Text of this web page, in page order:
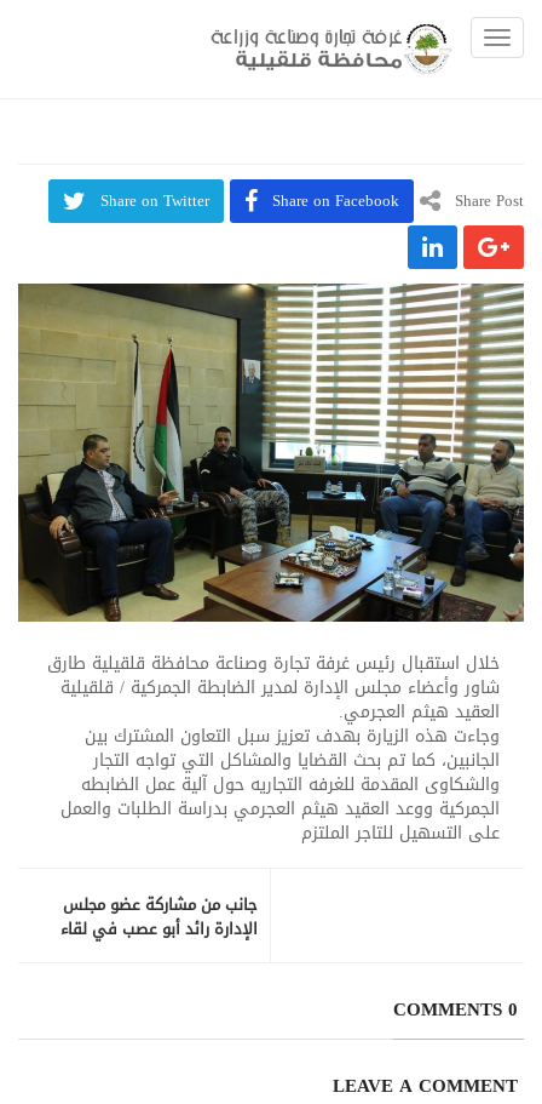
Toggle navigation
Share Post
Share on Facebook
Share on Twitter
خلال استقبال رئيس غرفة تجارة وصناعة محافظة قلقيلية طارق
شاور وأعضاء مجلس الإدارة لمدير الضابطة الجمركية / قلقيلية
العقيد هيثم العجرمي.
وجاءت هذه الزيارة بهدف تعزيز سبل التعاون المشترك بين
الجانبين، كما تم بحث القضايا والمشاكل التي تواجه التجار
والشكاوى المقدمة للغرفه التجاريه حول آلية عمل الضابطه
الجمركية ووعد العقيد هيثم العجرمي بدراسة الطلبات والعمل
على التسهيل للتاجر الملتزم
جانب من مشاركة عضو مجلس
الإدارة رائد أبو عصب في لقاء
0 COMMENTS
LEAVE A COMMENT